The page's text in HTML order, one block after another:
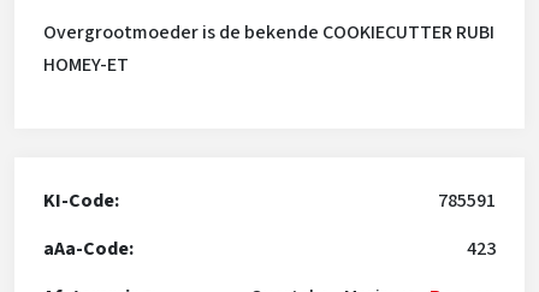
Overgrootmoeder is de bekende COOKIECUTTER RUBI
HOMEY-ET
KI-Code:
785591
aAa-Code:
423